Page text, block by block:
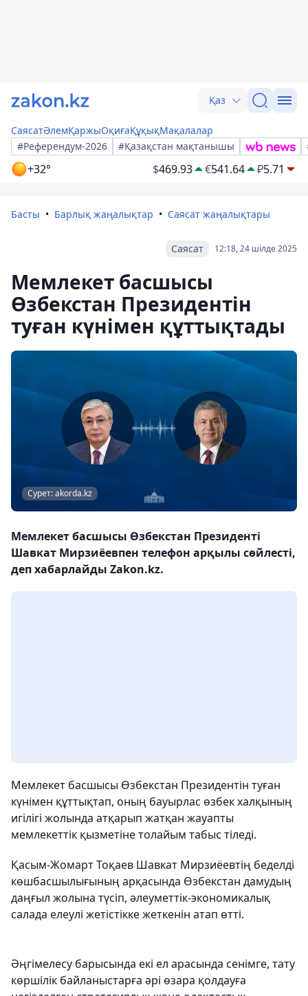
Қаз
СаясатӘлемҚаржыОқиғаҚұқықМақалалар
#Референдум-2026
#Қазақстан мақтанышы
+32° $469.93 €541.64 ₽5.71
Басты Барлық жаңалықтар Саясат жаңалықтары
12:18, 24 шілде 2025
Саясат
Мемлекет басшысы
Өзбекстан Президентін
туған күнімен құттықтады
Сурет: akorda.kz
Мемлекет басшысы Өзбекстан Президенті
Шавкат Мирзиёевпен телефон арқылы сөйлесті,
деп хабарлайды Zakon.kz.
Мемлекет басшысы Өзбекстан Президентін туған
күнімен құттықтап, оның бауырлас өзбек халқының
игілігі жолында атқарып жатқан жауапты
мемлекеттік қызметіне толайым табыс тіледі.
Қасым-Жомарт Тоқаев Шавкат Мирзиёевтің беделді
көшбасшылығының арқасында Өзбекстан дамудың
даңғыл жолына түсіп, әлеуметтік-экономикалық
салада елеулі жетістікке жеткенін атап өтті.
Әңгімелесу барысында екі ел арасында сенімге, тату
көршілік байланыстарға әрі өзара қолдауға